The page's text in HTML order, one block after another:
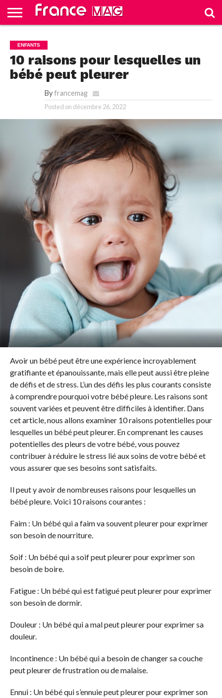
FROM
FRANCE
HOME
TEST
SLIDE
ENFANTS
10 raisons pour lesquelles un
bébé peut pleurer
By francemag
Posted on décembre 26, 2022
Avoir un bébé peut être une expérience incroyablement
gratifiante et épanouissante, mais elle peut aussi être pleine
de défis et de stress. L’un des défis les plus courants consiste
à comprendre pourquoi votre bébé pleure. Les raisons sont
souvent variées et peuvent être difficiles à identifier. Dans
cet article, nous allons examiner 10 raisons potentielles pour
lesquelles un bébé peut pleurer. En comprenant les causes
potentielles des pleurs de votre bébé, vous pouvez
contribuer à réduire le stress lié aux soins de votre bébé et
vous assurer que ses besoins sont satisfaits.
Il peut y avoir de nombreuses raisons pour lesquelles un
bébé pleure. Voici 10 raisons courantes :
Faim : Un bébé qui a faim va souvent pleurer pour exprimer
son besoin de nourriture.
Soif : Un bébé qui a soif peut pleurer pour exprimer son
besoin de boire.
Fatigue : Un bébé qui est fatigué peut pleurer pour exprimer
son besoin de dormir.
Douleur : Un bébé qui a mal peut pleurer pour exprimer sa
douleur.
Incontinence : Un bébé qui a besoin de changer sa couche
peut pleurer de frustration ou de malaise.
Ennui : Un bébé qui s’ennuie peut pleurer pour exprimer son